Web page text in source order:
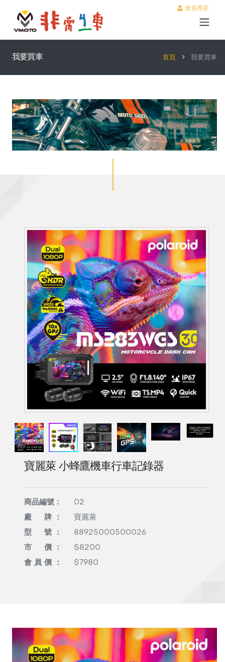
會員專區
我要買車 首頁 我要買車
寶麗萊 小蜂鷹機車行車記錄器
商品編號： 02
廠 牌 ： 寶麗萊
型 號 ： 88925000500026
市 價 ： $8200
會 員 價 ： $7980